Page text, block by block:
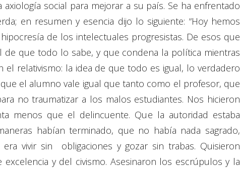
social para mejorar a su país. Se ha enfrentado
en resumen y esencia dijo lo siguiente: “Hoy hemos
de los intelectuales progresistas. De esos que
de que todo lo sabe, y que condena la política mientras
el relativismo: la idea de que todo es igual, lo verdadero
el alumno vale igual que tanto como el profesor, que
no traumatizar a los malos estudiantes. Nos hicieron
menos que el delincuente. Que la autoridad estaba
habían terminado, que no había nada sagrado,
era vivir sin obligaciones y gozar sin trabas. Quisieron
y del civismo. Asesinaron los escrúpulos y la